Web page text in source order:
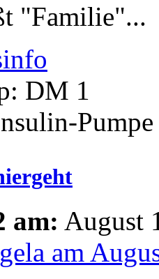
"Familie"...
DM 1
Pumpe
am: August
am